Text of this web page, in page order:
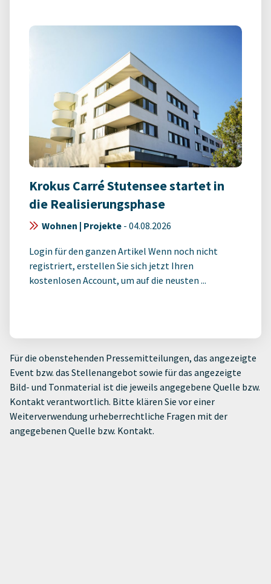
Krokus Carré Stutensee startet in
die Realisierungsphase
Wohnen | Projekte - 04.08.2026
Login für den ganzen Artikel Wenn noch nicht
registriert, erstellen Sie sich jetzt Ihren
kostenlosen Account, um auf die neusten ...
Für die obenstehenden Pressemitteilungen, das angezeigte
Event bzw. das Stellenangebot sowie für das angezeigte
Bild- und Tonmaterial ist die jeweils angegebene Quelle bzw.
Kontakt verantwortlich. Bitte klären Sie vor einer
Weiterverwendung urheberrechtliche Fragen mit der
angegebenen Quelle bzw. Kontakt.